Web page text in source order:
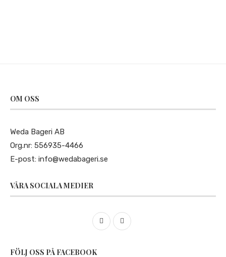
OM OSS
Weda Bageri AB
Org.nr: 556935-4466
E-post: info@wedabageri.se
VÅRA SOCIALA MEDIER
FÖLJ OSS PÅ FACEBOOK